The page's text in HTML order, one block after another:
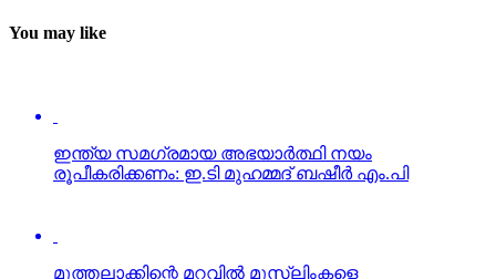
You may like
ഇന്ത്യ സമഗ്രമായ അഭയാര്‍ത്ഥി നയം
രൂപീകരിക്കണം: ഇ.ടി മുഹമ്മദ് ബഷീര്‍ എം.പി
മുത്തലാക്കിന്റെ മറവില്‍ മുസ്ലിംകളെ
ജയിലിലടക്കാന്‍ ശ്രമം: ഇ.ടി